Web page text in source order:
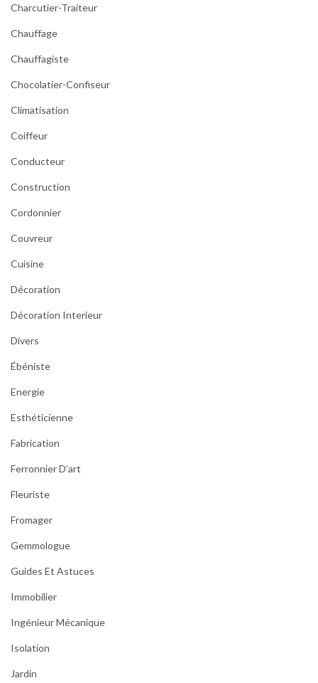
Charcutier-Traiteur
Chauffage
Chauffagiste
Chocolatier-Confiseur
Climatisation
Coiffeur
Conducteur
Construction
Cordonnier
Couvreur
Cuisine
Décoration
Décoration Interieur
Divers
Ébéniste
Energie
Esthéticienne
Fabrication
Ferronnier D’art
Fleuriste
Fromager
Gemmologue
Guides Et Astuces
Immobilier
Ingénieur Mécanique
Isolation
Jardin